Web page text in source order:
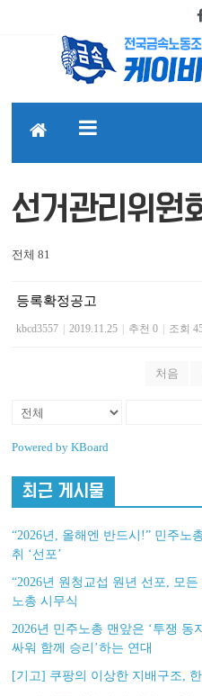
선거관리위원
전체 81
등록확정공고
kbcd3557 2019.11.25 추천 0 조회
처음
Powered by KBoard
최근 게시물
“2026년, 올해엔 반드시!” 민주노
취 ‘선포’
“2026년 원청교섭 원년 선포, 모
노총 시무식
2026년 민주노총 맨앞은 ‘투쟁 동
싸워 함께 승리’하는 연대
[기고] 쿠팡의 이상한 지배구조,